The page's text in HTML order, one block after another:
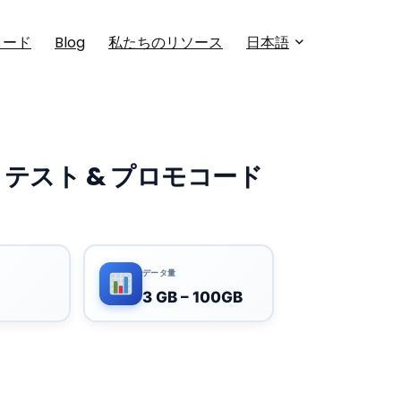
ド Blog 私たちのリソース 日本語
スト & プロモコード
データ量
3 GB – 100GB